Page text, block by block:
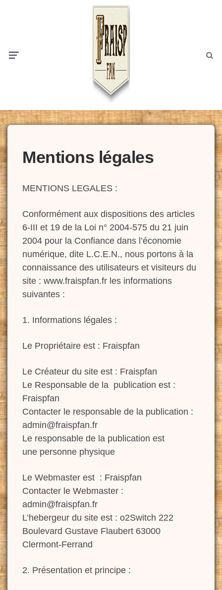
Mentions légales
MENTIONS LEGALES :
Conformément aux dispositions des articles
6-III et 19 de la Loi n° 2004-575 du 21 juin
2004 pour la Confiance dans l’économie
numérique, dite L.C.E.N., nous portons à la
connaissance des utilisateurs et visiteurs du
site : www.fraispfan.fr les informations
suivantes :
1. Informations légales :
Le Propriétaire est : Fraispfan
Le Créateur du site est : Fraispfan
Le Responsable de la publication est :
Fraispfan
Contacter le responsable de la publication :
admin@fraispfan.fr
Le responsable de la publication est
une personne physique
Le Webmaster est : Fraispfan
Contacter le Webmaster :
admin@fraispfan.fr
L’hebergeur du site est : o2Switch 222
Boulevard Gustave Flaubert 63000
Clermont-Ferrand
2. Présentation et principe :